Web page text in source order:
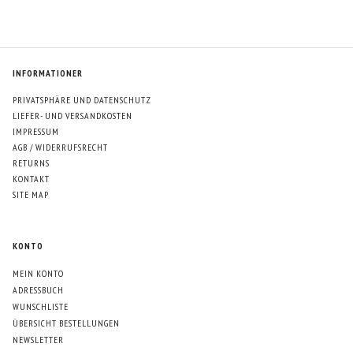
INFORMATIONER
PRIVATSPHÄRE UND DATENSCHUTZ
LIEFER- UND VERSANDKOSTEN
IMPRESSUM
AGB / WIDERRUFSRECHT
RETURNS
KONTAKT
SITE MAP
KONTO
MEIN KONTO
ADRESSBUCH
WUNSCHLISTE
ÜBERSICHT BESTELLUNGEN
NEWSLETTER